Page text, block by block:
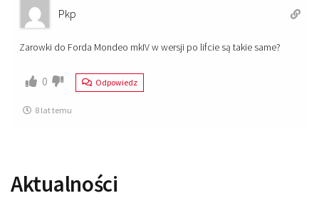
Pkp
Zarowki do Forda Mondeo mkIV w wersji po lifcie są takie same?
0 Odpowiedz
8 lat temu
Aktualności